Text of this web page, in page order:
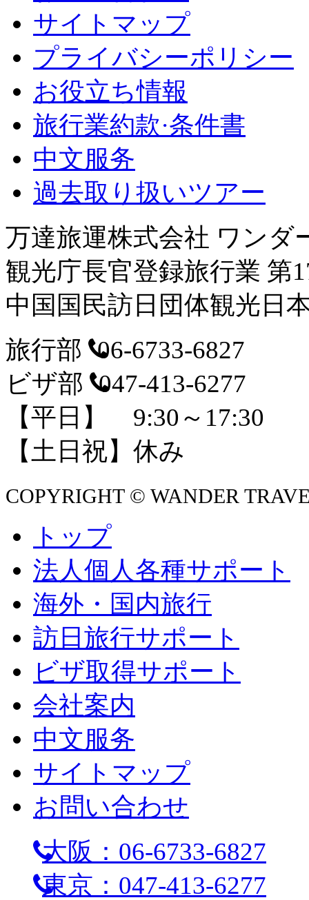
サイトマップ
プライバシーポリシー
お役立ち情報
旅行業約款·条件書
中文服务
過去取り扱いツアー
万達旅運株式会社 ワンダ
観光庁長官登録旅行業 第
中国国民訪日団体観光日
旅行部 06-6733-6827
ビザ部 047-413-6277
【平日】 9:30～17:30
【土日祝】休み
COPYRIGHT © WANDER
トップ
法人個人各種サポート
海外・国内旅行
訪日旅行サポート
ビザ取得サポート
会社案内
中文服务
サイトマップ
お問い合わせ
大阪：06-6733-6827
東京：047-413-6277